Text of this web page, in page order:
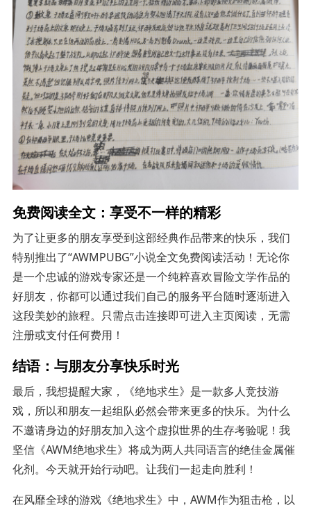
免费阅读全文：享受不一样的精彩
为了让更多的朋友享受到这部经典作品带来的快乐，我们
特别推出了“AWMPUBG”小说全文免费阅读活动！无论你
是一个忠诚的游戏专家还是一个纯粹喜欢冒险文学作品的
好朋友，你都可以通过我们自己的服务平台随时逐渐进入
这段美妙的旅程。只需点击连接即可进入主页阅读，无需
注册或支付任何费用！
结语：与朋友分享快乐时光
最后，我想提醒大家，《绝地求生》是一款多人竞技游
戏，所以和朋友一起组队必然会带来更多的快乐。为什么
不邀请身边的好朋友加入这个虚拟世界的生存考验呢！我
坚信《AWM绝地求生》将成为两人共同语言的绝佳金属催
化剂。今天就开始行动吧。让我们一起走向胜利！
在风靡全球的游戏《绝地求生》中，AWM作为狙击枪，以